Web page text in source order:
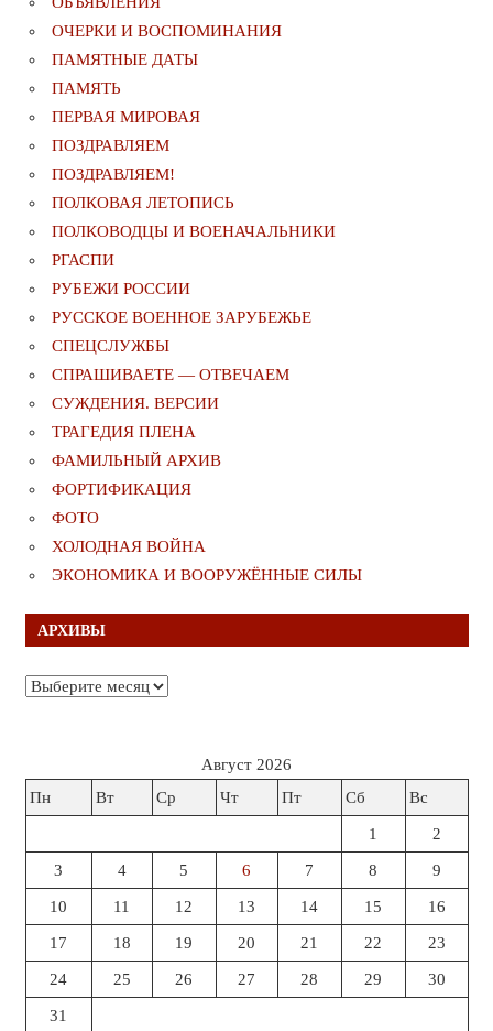
ОЧЕРКИ И ВОСПОМИНАНИЯ
ПАМЯТНЫЕ ДАТЫ
ПАМЯТЬ
ПЕРВАЯ МИРОВАЯ
ПОЗДРАВЛЯЕМ
ПОЗДРАВЛЯЕМ!
ПОЛКОВАЯ ЛЕТОПИСЬ
ПОЛКОВОДЦЫ И ВОЕНАЧАЛЬНИКИ
РГАСПИ
РУБЕЖИ РОССИИ
РУССКОЕ ВОЕННОЕ ЗАРУБЕЖЬЕ
СПЕЦСЛУЖБЫ
СПРАШИВАЕТЕ — ОТВЕЧАЕМ
СУЖДЕНИЯ. ВЕРСИИ
ТРАГЕДИЯ ПЛЕНА
ФАМИЛЬНЫЙ АРХИВ
ФОРТИФИКАЦИЯ
ФОТО
ХОЛОДНАЯ ВОЙНА
ЭКОНОМИКА И ВООРУЖЁННЫЕ СИЛЫ
АРХИВЫ
Архивы
Август 2026
Пн
Вт Ср Чт Пт Сб Вс
1 2
3 4 5 6 7 8 9
10 11 12 13 14 15 16
17 18 19 20 21 22 23
24 25 26 27 28 29 30
31